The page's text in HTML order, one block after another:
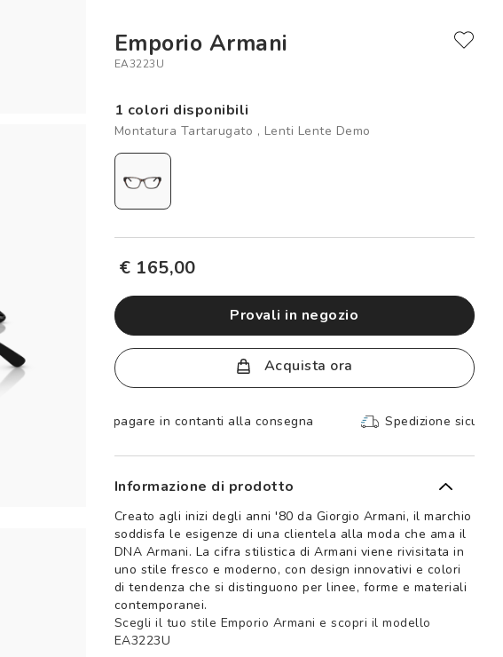
Emporio Armani
EA3223U
1 colori disponibili
Montatura Tartarugato , Lenti Lente Demo
€ 165,00
provali in negozio
Acquista ora
Spedizione sicura e gratuita, senza spesa minima
Informazione di prodotto
Creato agli inizi degli anni '80 da Giorgio Armani, il marchio
soddisfa le esigenze di una clientela alla moda che ama il
DNA Armani. La cifra stilistica di Armani viene rivisitata in
uno stile fresco e moderno, con design innovativi e colori
di tendenza che si distinguono per linee, forme e materiali
contemporanei.
Scegli il tuo stile Emporio Armani e scopri il modello
EA3223U